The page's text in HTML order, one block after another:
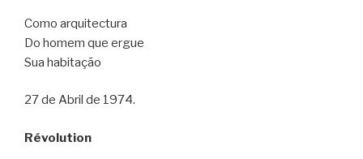
Como arquitectura
Do homem que ergue
Sua habitação
27 de Abril de 1974.
Révolution